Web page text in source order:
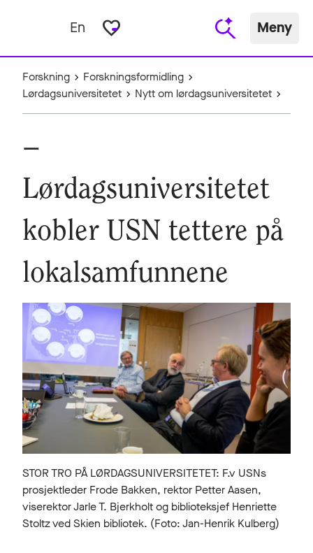
En favorite_border Meny
Forskning
Forskningsformidling
Lørdagsuniversitetet
Nytt om lørdagsuniversitetet
–
Lørdagsuniversitetet
kobler USN tettere på
lokalsamfunnene
STOR TRO PÅ LØRDAGSUNIVERSITETET: F.v USNs
prosjektleder Frode Bakken, rektor Petter Aasen,
viserektor Jarle T. Bjerkholt og biblioteksjef Henriette
Stoltz ved Skien bibliotek. (Foto: Jan-Henrik Kulberg)